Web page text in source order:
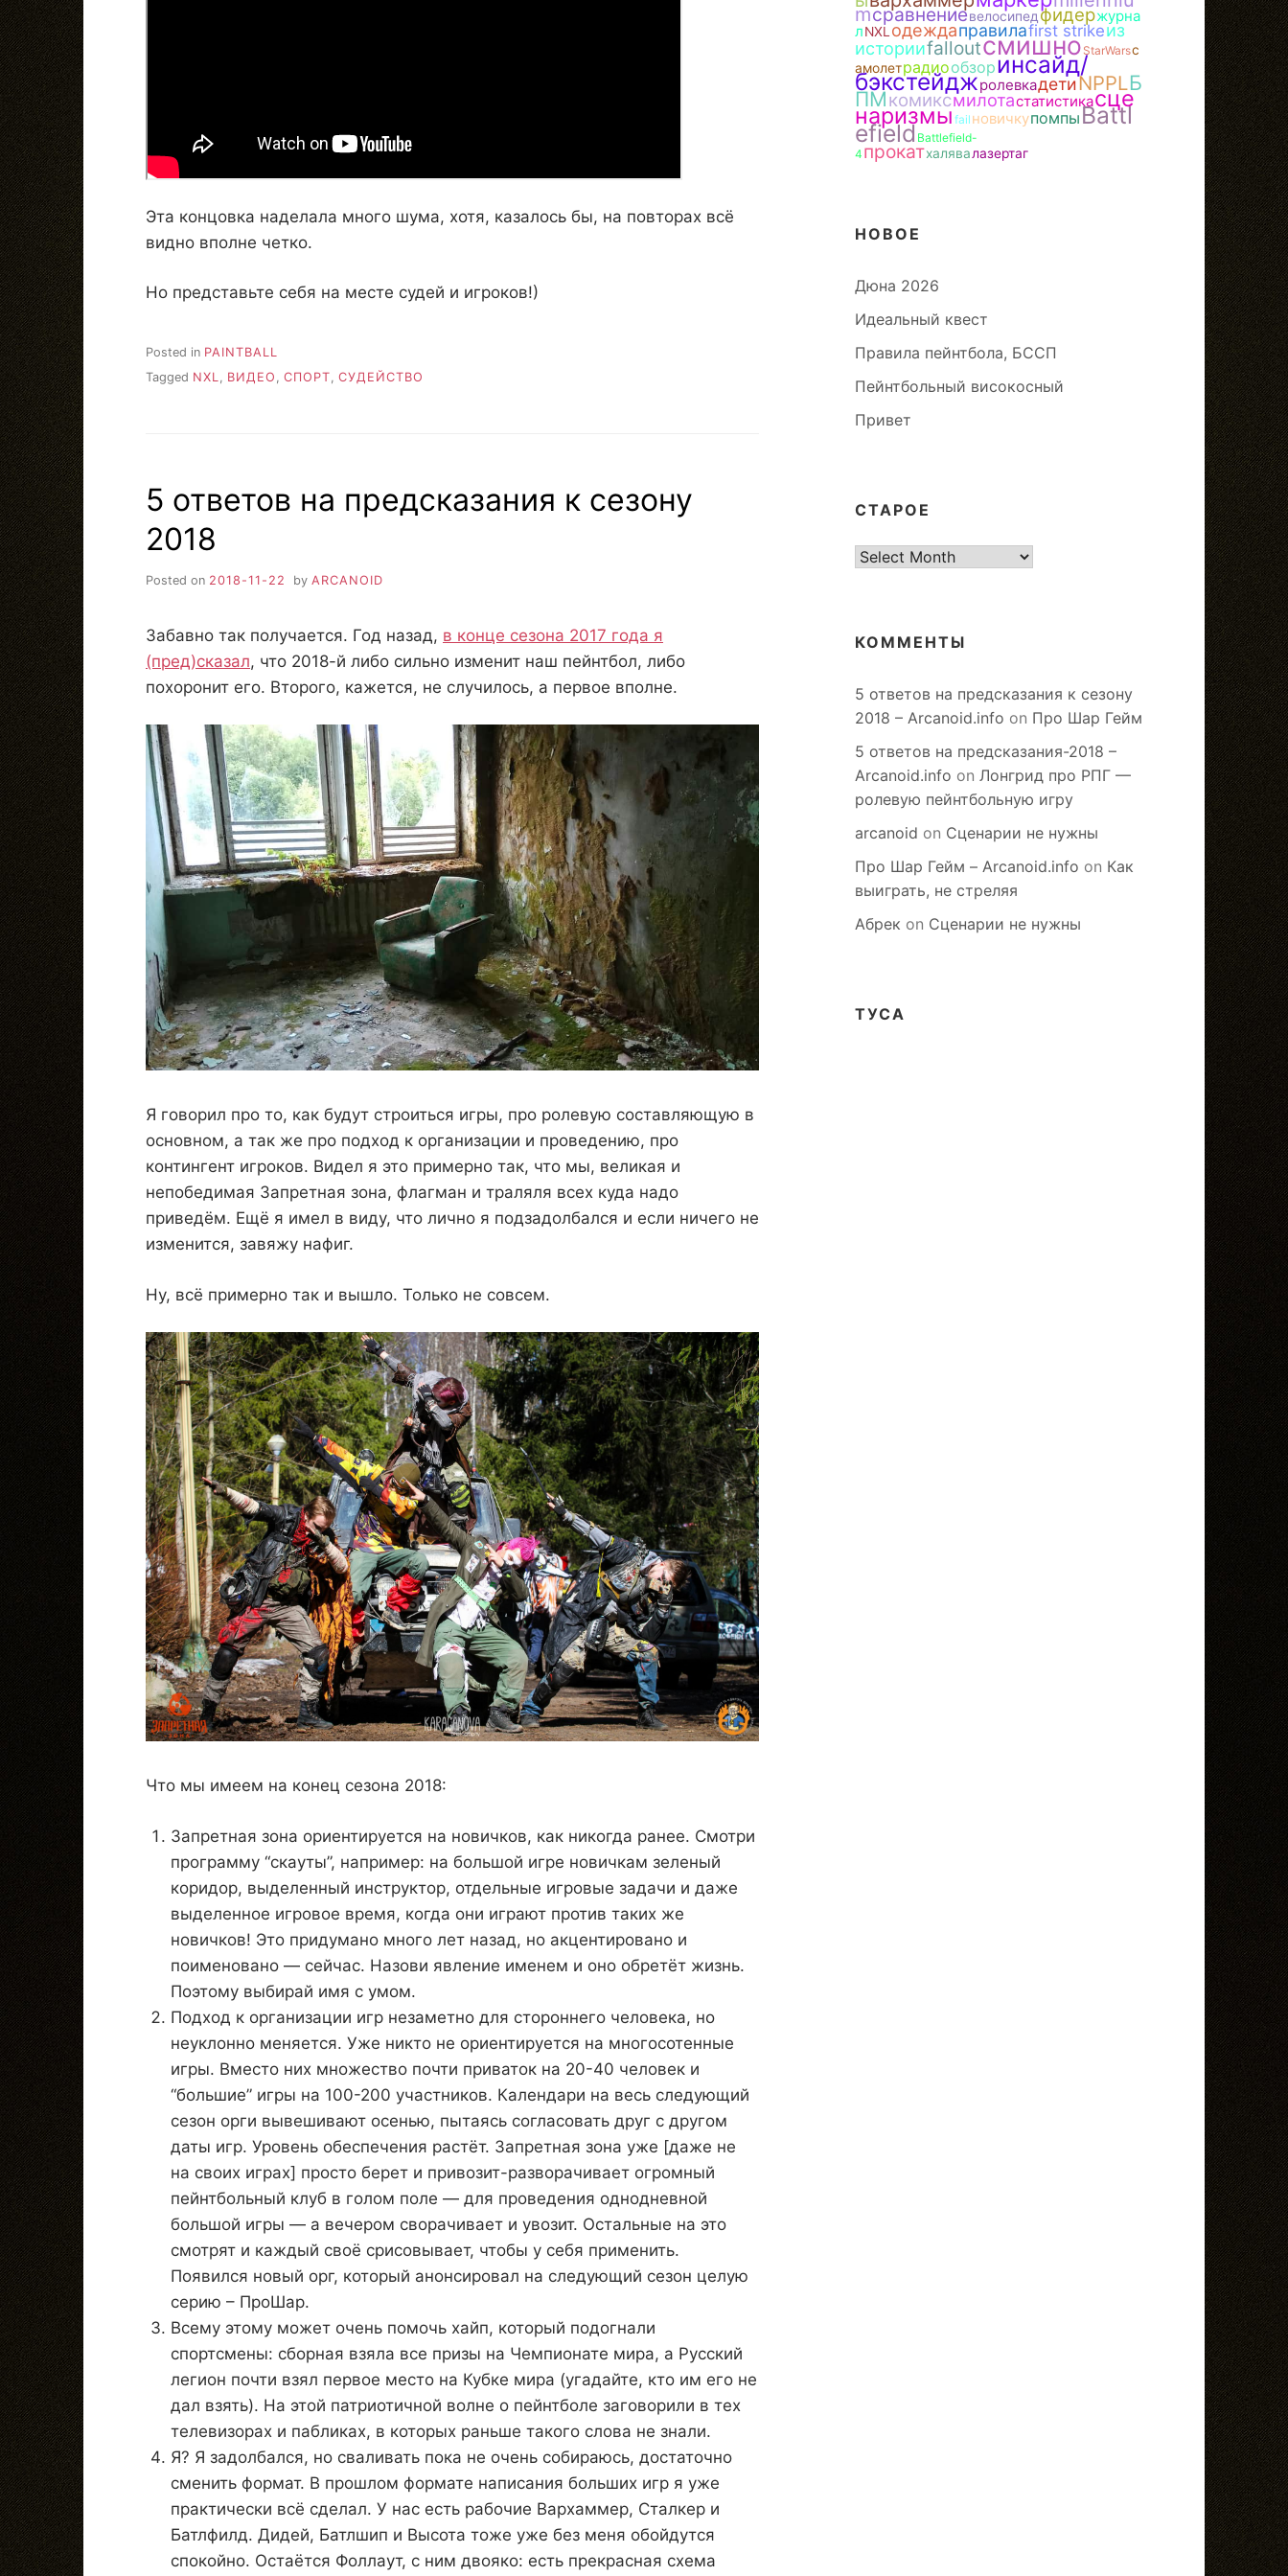
Эта концовка наделала много шума, хотя, казалось бы, на повторах всё
видно вполне четко.
Но представьте себя на месте судей и игроков!)
Posted in PAINTBALL
Tagged NXL, ВИДЕО , СПОРТ, СУДЕЙСТВО
5 ответов на предсказания к сезону
2018
Posted on 2018-11-22 by ARCANOID
Забавно так получается. Год назад, в конце сезона 2017 года я
(пред)сказал, что 2018-й либо сильно изменит наш пейнтбол, либо
похоронит его. Второго, кажется, не случилось, а первое вполне.
Я говорил про то, как будут строиться игры, про ролевую составляющую в
основном, а так же про подход к организации и проведению, про
контингент игроков. Видел я это примерно так, что мы, великая и
непобедимая Запретная зона, флагман и траляля всех куда надо
приведём. Ещё я имел в виду, что лично я подзадолбался и если ничего не
изменится, завяжу нафиг.
Ну, всё примерно так и вышло. Только не совсем.
Что мы имеем на конец сезона 2018:
Запретная зона ориентируется на новичков, как никогда ранее. Смотри
программу “скауты”, например: на большой игре новичкам зеленый
коридор, выделенный инструктор, отдельные игровые задачи и даже
выделенное игровое время, когда они играют против таких же
новичков! Это придумано много лет назад, но акцентировано и
поименовано — сейчас. Назови явление именем и оно обретёт жизнь.
Поэтому выбирай имя с умом.
Подход к организации игр незаметно для стороннего человека, но
неуклонно меняется. Уже никто не ориентируется на многосотенные
игры. Вместо них множество почти приваток на 20-40 человек и
“большие” игры на 100-200 участников. Календари на весь следующий
сезон орги вывешивают осенью, пытаясь согласовать друг с другом
даты игр. Уровень обеспечения растёт. Запретная зона уже [даже не
на своих играх] просто берет и привозит-разворачивает огромный
пейнтбольный клуб в голом поле — для проведения однодневной
большой игры — а вечером сворачивает и увозит. Остальные на это
смотрят и каждый своё срисовывает, чтобы у себя применить.
Появился новый орг, который анонсировал на следующий сезон целую
серию – ПроШар.
Всему этому может очень помочь хайп, который подогнали
спортсмены: сборная взяла все призы на Чемпионате мира, а Русский
легион почти взял первое место на Кубке мира (угадайте, кто им его не
дал взять). На этой патриотичной волне о пейнтболе заговорили в тех
телевизорах и пабликах, в которых раньше такого слова не знали.
Я? Я задолбался, но сваливать пока не очень собираюсь, достаточно
сменить формат. В прошлом формате написания больших игр я уже
практически всё сделал. У нас есть рабочие Вархаммер, Сталкер и
Батлфилд. Дидей, Батлшип и Высота тоже уже без меня обойдутся
спокойно. Остаётся Фоллаут, с ним двояко: есть прекрасная схема
mсравнениевелосипед фидержурна
лNXL одеждаправилаfirst strikeиз
историиfalloutсмишно StarWarsс
амолетрадиообзоринсайд/
бэкстейджролевкадетиNPPLБ
ПМкомиксмилотастатистикасце
наризмы fail новичкупомпы Battl
efieldBattlefield-
4 прокатхалявалазертаг
НОВОЕ
Дюна 2026
Идеальный квест
Правила пейнтбола, БССП
Пейнтбольный високосный
Привет
СТАРОЕ
старое
КОММЕНТЫ
5 ответов на предсказания к сезону
2018 – Arcanoid.info on Про Шар Гейм
5 ответов на предсказания-2018 –
Arcanoid.info on Лонгрид про РПГ —
ролевую пейнтбольную игру
arcanoid on Сценарии не нужны
Про Шар Гейм – Arcanoid.info on Как
выиграть, не стреляя
Абрек on Сценарии не нужны
ТУСА